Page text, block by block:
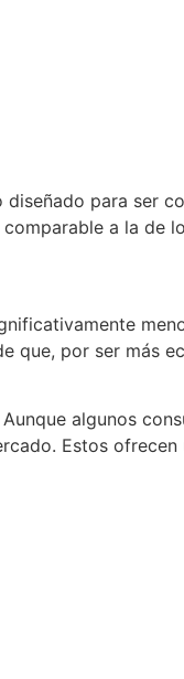
para ser
a la de
que, por ser más
algunos
Estos